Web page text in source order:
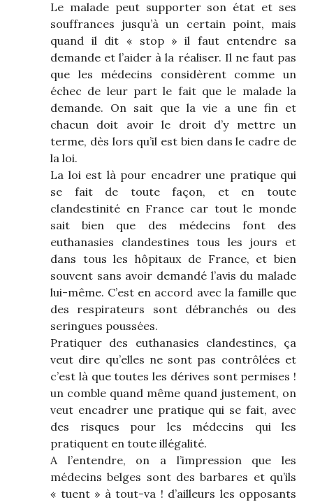
Le malade peut supporter son état et ses
souffrances jusqu’à un certain point, mais
quand il dit « stop » il faut entendre sa
demande et l’aider à la réaliser. Il ne faut pas
que les médecins considèrent comme un
échec de leur part le fait que le malade la
demande. On sait que la vie a une fin et
chacun doit avoir le droit d’y mettre un
terme, dès lors qu’il est bien dans le cadre de
la loi.
La loi est là pour encadrer une pratique qui
se fait de toute façon, et en toute
clandestinité en France car tout le monde
sait bien que des médecins font des
euthanasies clandestines tous les jours et
dans tous les hôpitaux de France, et bien
souvent sans avoir demandé l’avis du malade
lui-même. C’est en accord avec la famille que
des respirateurs sont débranchés ou des
seringues poussées.
Pratiquer des euthanasies clandestines, ça
veut dire qu’elles ne sont pas contrôlées et
c’est là que toutes les dérives sont permises !
un comble quand même quand justement, on
veut encadrer une pratique qui se fait, avec
des risques pour les médecins qui les
pratiquent en toute illégalité.
A l’entendre, on a l’impression que les
médecins belges sont des barbares et qu’ils
« tuent » à tout-va ! d’ailleurs les opposants